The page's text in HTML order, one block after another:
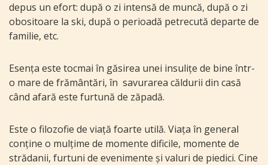
depus un efort: după o zi intensă de muncă, după o zi
obositoare la ski, după o perioadă petrecută departe de
familie, etc.
Esența este tocmai în găsirea unei insulițe de bine într-
o mare de frământări, în savurarea căldurii din casă
când afară este furtună de zăpadă.
Este o filozofie de viață foarte utilă. Viața în general
conține o mulțime de momente dificile, momente de
strădanii, furtuni de evenimente și valuri de piedici. Cine